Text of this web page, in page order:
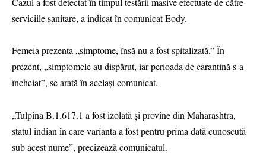
serviciile sanitare, a indicat în comunicat Eody.
Femeia prezenta „simptome, însă nu a fost spitalizată.” În
prezent, „simptomele au dispărut, iar perioada de carantină s-a
încheiat”, se arată în acelaşi comunicat.
„Tulpina B.1.617.1 a fost izolată şi provine din Maharashtra,
statul indian în care varianta a fost pentru prima dată cunoscută
sub acest nume”, precizează comunicatul.